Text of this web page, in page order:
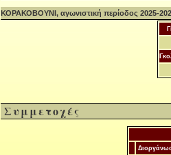
ΚΟΡΑΚΟΒΟΥΝΙ, αγωνιστική περίοδος 2025-
Συμμετοχές